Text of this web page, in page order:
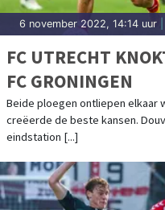
6 november 2022, 14:14 uur
FC UTRECHT
FC GRONINGEN
Beide ploegen ontliepen elkaar
creëerde de beste kansen.
eindstation [...]